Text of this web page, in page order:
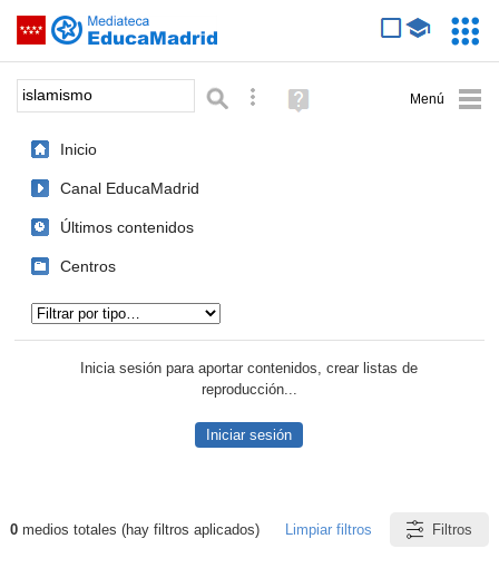
Saltar navegación
Palabra o frase: Búsqueda avanzada
Ayuda
(en
Inicio
Canal EducaMadrid
Últimos contenidos
Centros
Inicia sesión para aportar contenidos, crear listas de
reproducción...
Iniciar sesión
Resultados de: islamismo
0medios totales (hay filtros aplicados) Limpiar filtros Filtros